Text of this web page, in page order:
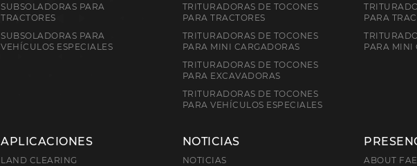
SUBSOLADORAS PARA
TRACTORES
SUBSOLADORAS PARA
VEHÍCULOS ESPECIALES
TRITURADORAS DE TOCONES
PARA TRACTORES
TRITURADORAS DE TOCONES
PARA MINI CARGADORAS
TRITURADORAS DE TOCONES
PARA EXCAVADORAS
TRITURADORAS DE TOCONES
PARA VEHÍCULOS ESPECIALES
PARA
PARA MINI
APLICACIONES
LAND CLEARING
NOTICIAS
NOTICIAS
ABOUT FAE